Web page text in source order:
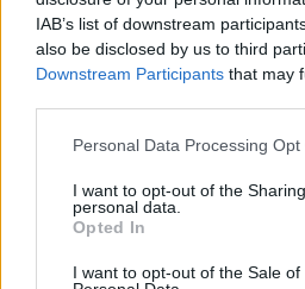
IAB’s list of downstream
also be disclosed by us to third
Downstream Participants that may
Personal Data Processing Opt
I want to opt-out of the
personal data.
Opted In
I want to opt-out of the Sale of
Χρηματιστήριο Αθηνών:
1,76%, κέρδη 23,31% από τις
08/08/2026 - 12:36 ΟΙΚΟΝΟΜΙΑ
δισ. ευρώ ανοίγει δρόμο για
08/08/2026 - 11:22 ΤΡΑΠΕΖΕΣ
αξιοποίηση των δεδομένων